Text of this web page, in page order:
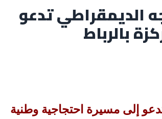
الديمقراطي تدعو
بالرباط
إلى مسيرة احتجاجية وطنية